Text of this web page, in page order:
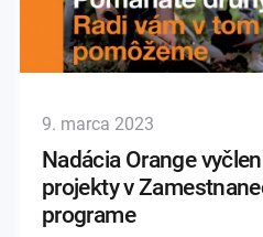
9. marca 2023
Nadácia Orange
projekty v
programe